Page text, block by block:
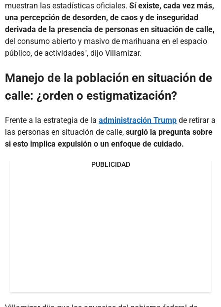
muestran las estadísticas oficiales. Sí existe, cada vez más,
una percepción de desorden, de caos y de inseguridad
derivada de la presencia de personas en situación de calle,
del consumo abierto y masivo de marihuana en el espacio
público, de actividades", dijo Villamizar.
Manejo de la población en situación de
calle: ¿orden o estigmatización?
Frente a la estrategia de la administración Trump de retirar a
las personas en situación de calle, surgió la pregunta sobre
si esto implica expulsión o un enfoque de cuidado.
PUBLICIDAD